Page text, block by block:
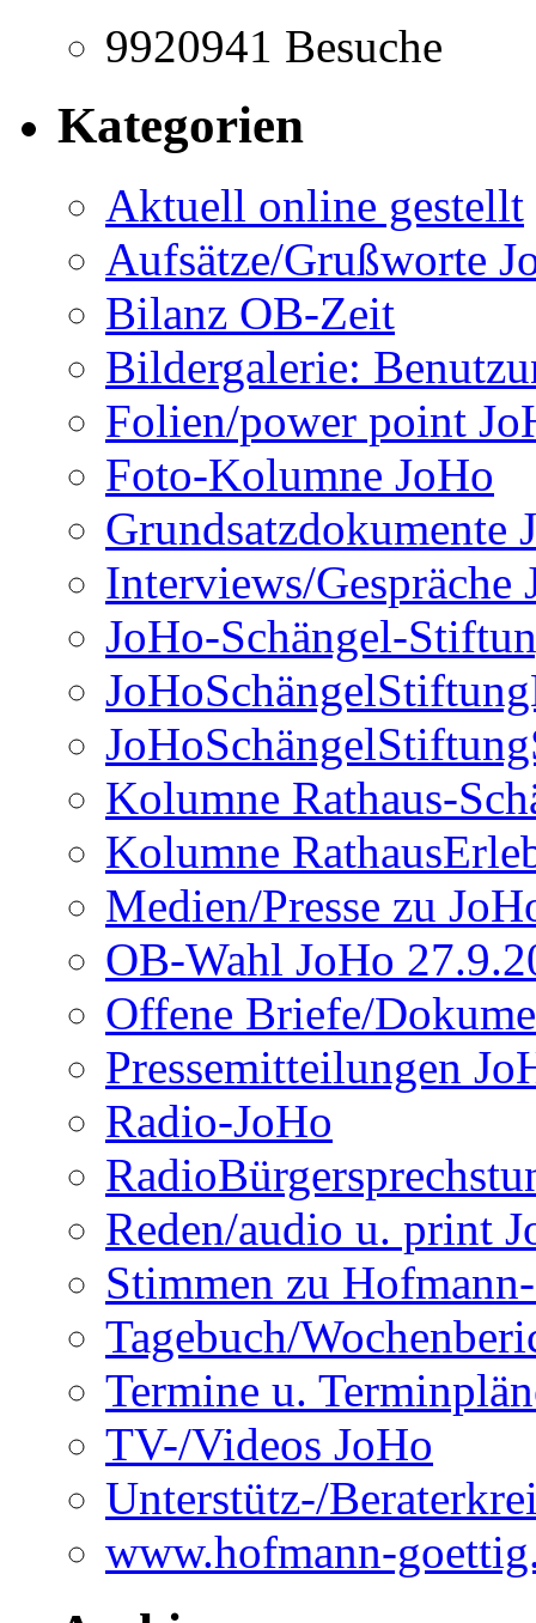
9920941 Besuche
Kategorien
Aktuell online gestellt
Aufsätze/Grußworte
Bilanz OB-Zeit
Bildergalerie:
Folien/power point
Foto-Kolumne JoHo
Grundsatzdokumente
Interviews/Gespräche
JoHo-Schängel-
Kolumne Rathaus-
Kolumne
Medien/Presse zu
OB-Wahl JoHo
Offene Briefe/
Pressemitteilungen
Radio-JoHo
Reden/audio u. print
Stimmen zu
Tagebuch/
Termine u.
TV-/Videos JoHo
Unterstütz-/
www.hofmann-